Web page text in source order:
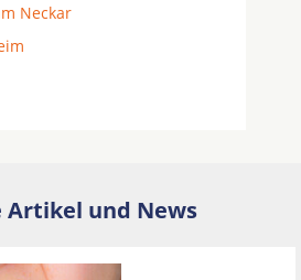
Neckar
Artikel und News